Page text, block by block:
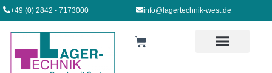
+49 (0) 2842 - 7173000 info@lagertechnik-west.de